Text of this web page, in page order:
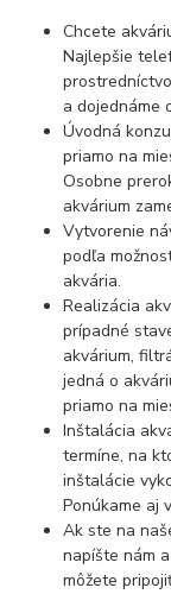
Chcete
Najlepšie
a dojednáme
Úvodná
priamo na
Osobne
akvárium
Vytvorenie
podľa
akvária.
Realizácia
prípadné
akvárium,
jedná o
priamo na
Inštalácia
termíne, na
inštalácie
Ponúkame aj
Ak ste na
napíšte nám
môžete